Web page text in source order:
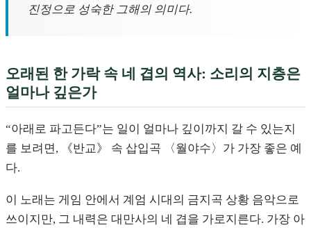
진정으로 성숙한 그해의 의미다.
오래된 한 가락 속 네 겹의 역사: 소리의 지층은
얼마나 깊은가
“아래로 파고든다”는 일이 얼마나 깊이까지 갈 수 있는지
를 보려면, 《반교》 속 삽입곡 〈월야수〉가 가장 좋은 예
다.
이 노래는 게임 안에서 계엄 시대의 금지곡 상황 음악으로
쓰이지만, 그 내력은 대만사의 네 겹을 가로지른다. 가장 아